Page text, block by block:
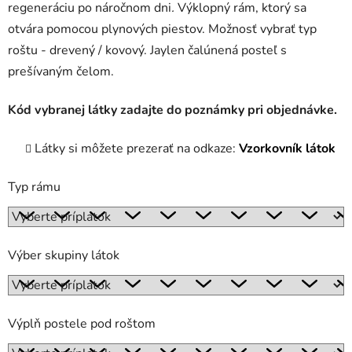
regeneráciu po náročnom dni. Výklopný rám, ktorý sa
otvára pomocou plynových piestov. Možnosť vybrať typ
roštu - drevený / kovový. Jaylen čalúnená posteľ s
prešívaným čelom.
Kód vybranej látky zadajte do poznámky pri objednávke.
Látky si môžete prezerať na odkaze: Vzorkovník látok
Typ rámu
Výber skupiny látok
Výplň postele pod roštom